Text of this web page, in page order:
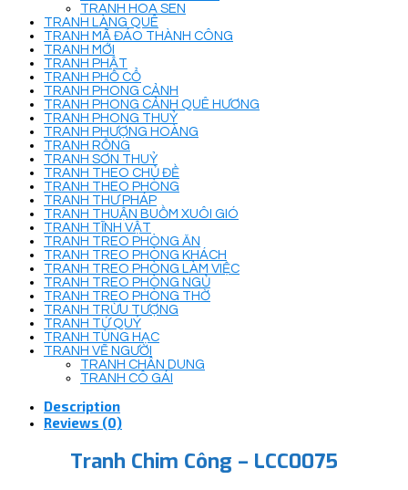
TRANH HOA SEN
TRANH LÀNG QUÊ
TRANH MÃ ĐÁO THÀNH CÔNG
TRANH MỚI
TRANH PHẬT
TRANH PHỐ CỔ
TRANH PHONG CẢNH
TRANH PHONG CẢNH QUÊ HƯƠNG
TRANH PHONG THUỶ
TRANH PHƯỢNG HOÀNG
TRANH RỒNG
TRANH SƠN THUỶ
TRANH THEO CHỦ ĐỀ
TRANH THEO PHÒNG
TRANH THƯ PHÁP
TRANH THUẬN BUỒM XUÔI GIÓ
TRANH TĨNH VẬT
TRANH TREO PHÒNG ĂN
TRANH TREO PHÒNG KHÁCH
TRANH TREO PHÒNG LÀM VIỆC
TRANH TREO PHÒNG NGỦ
TRANH TREO PHÒNG THỜ
TRANH TRỪU TƯỢNG
TRANH TỨ QUÝ
TRANH TÙNG HẠC
TRANH VẼ NGƯỜI
TRANH CHÂN DUNG
TRANH CÔ GÁI
Description
Reviews (0)
Tranh Chim Công – LCC0075